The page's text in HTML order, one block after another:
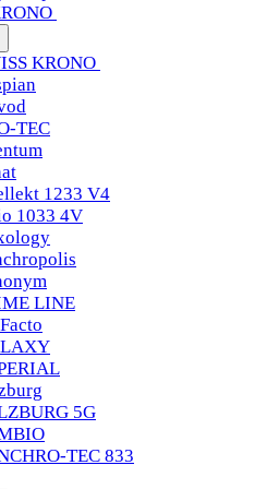
KRONO
TEC
1233 V4
1033 4V
LINE
5G
TEC 833